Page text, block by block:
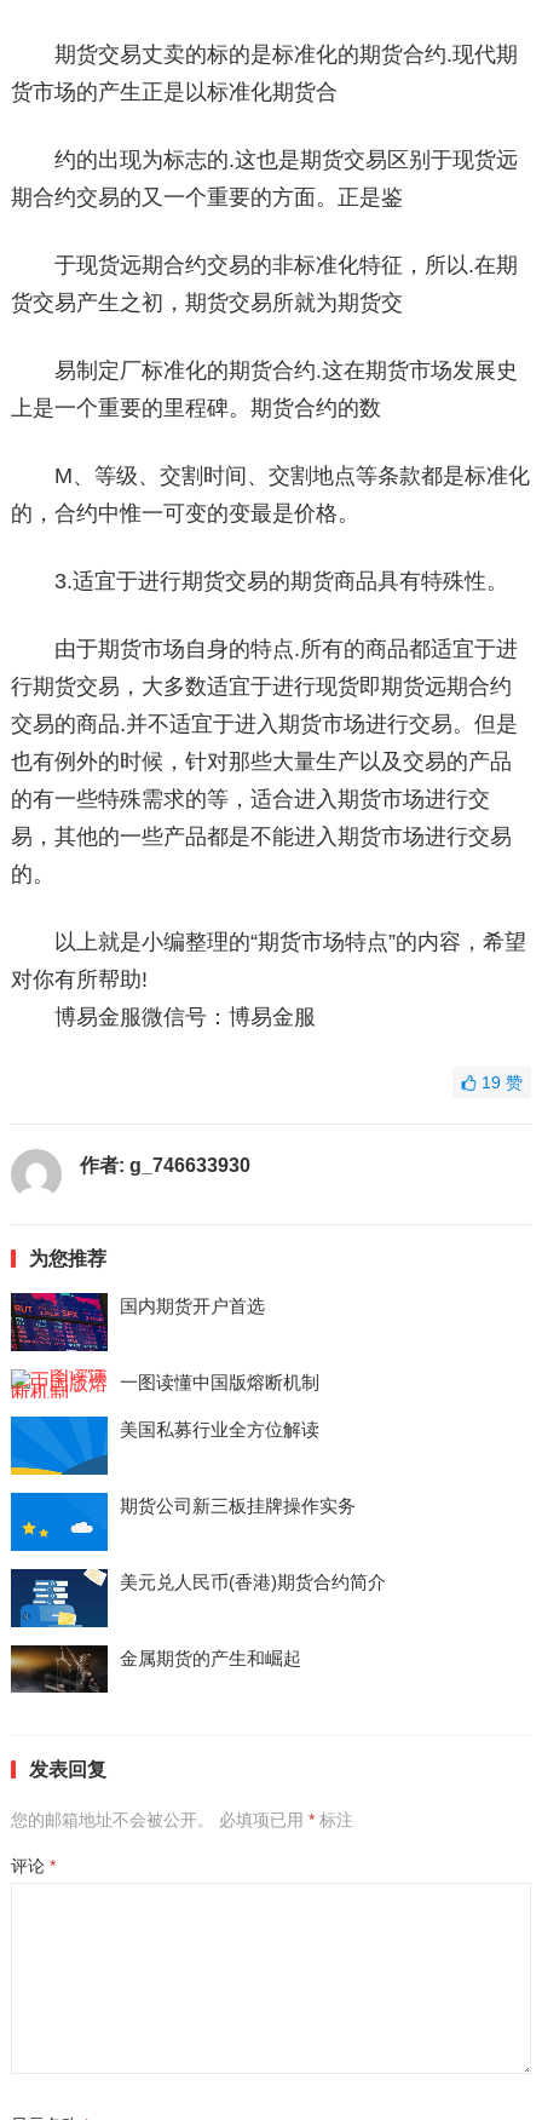
期货交易丈卖的标的是标准化的期货合约.现代期
货市场的产生正是以标准化期货合
约的出现为标志的.这也是期货交易区别于现货远
期合约交易的又一个重要的方面。正是鉴
于现货远期合约交易的非标准化特征，所以.在期
货交易产生之初，期货交易所就为期货交
易制定厂标准化的期货合约.这在期货市场发展史
上是一个重要的里程碑。期货合约的数
M、等级、交割时间、交割地点等条款都是标准化
的，合约中惟一可变的变最是价格。
3.适宜于进行期货交易的期货商品具有特殊性。
由于期货市场自身的特点.所有的商品都适宜于进
行期货交易，大多数适宜于进行现货即期货远期合约
交易的商品.并不适宜于进入期货市场进行交易。但是
也有例外的时候，针对那些大量生产以及交易的产品
的有一些特殊需求的等，适合进入期货市场进行交
易，其他的一些产品都是不能进入期货市场进行交易
的。
以上就是小编整理的“期货市场特点”的内容，希望
对你有所帮助!
博易金服微信号：博易金服
19赞
作者: g_746633930
为您推荐
国内期货开户首选
一图读懂中国版熔断机制
美国私募行业全方位解读
期货公司新三板挂牌操作实务
美元兑人民币(香港)期货合约简介
金属期货的产生和崛起
发表回复
您的邮箱地址不会被公开。 必填项已用 *标注
评论 *